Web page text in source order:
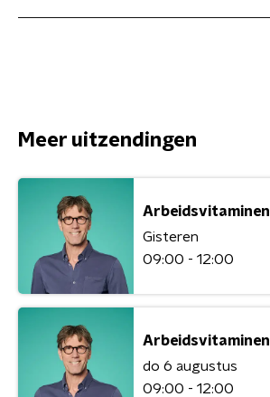
Meer uitzendingen
Arbeidsvitaminen
Gisteren
09:00 - 12:00
Arbeidsvitaminen
do 6 augustus
09:00 - 12:00